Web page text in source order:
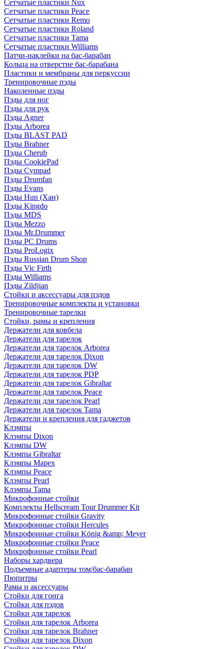
Сетчатые пластики Nux
Сетчатые пластики Peace
Сетчатые пластики Remo
Сетчатые пластики Roland
Сетчатые пластики Tama
Сетчатые пластики Williams
Патчи-наклейки на бас-барабан
Кольца на отверстие бас-барабана
Пластики и мембраны для перкуссии
Тренировочные пэды
Наколенные пэды
Пэды для ног
Пэды для рук
Пэды Agner
Пэды Arborea
Пэды BLAST PAD
Пэды Brahner
Пэды Cherub
Пэды CookiePad
Пэды Cympad
Пэды Drumfan
Пэды Evans
Пэды Hun (Хан)
Пэды Kingdo
Пэды MDS
Пэды Mezzo
Пэды Mr.Drummer
Пэды PC Drums
Пэды ProLogix
Пэды Russian Drum Shop
Пэды Vic Firth
Пэды Williams
Пэды Zildjian
Стойки и аксессуары для пэдов
Тренировочные комплекты и установки
Тренировочные тарелки
Стойки, рамы и крепления
Держатели для ковбела
Держатели для тарелок
Держатели для тарелок Arborea
Держатели для тарелок Dixon
Держатели для тарелок DW
Держатели для тарелок PDP
Держатели для тарелок Gibraltar
Держатели для тарелок Peace
Держатели для тарелок Pearl
Держатели для тарелок Tama
Держатели и крепления для гаджетов
Клэмпы
Клэмпы Dixon
Клэмпы DW
Клэмпы Gibraltar
Клэмпы Mapex
Клэмпы Peace
Клэмпы Pearl
Клэмпы Tama
Микрофонные стойки
Комплекты Hellscream Tour Drummer Kit
Микрофонные стойки Gravity
Микрофонные стойки Hercules
Микрофонные стойки König &amp; Meyer
Микрофонные стойки Peace
Микрофонные стойки Pearl
Наборы хардвера
Подъемные адаптеры том/бас-барабан
Пюпитры
Рамы и аксессуары
Стойки для гонга
Стойки для пэдов
Стойки для тарелок
Стойки для тарелок Arborea
Стойки для тарелок Brahner
Стойки для тарелок Dixon